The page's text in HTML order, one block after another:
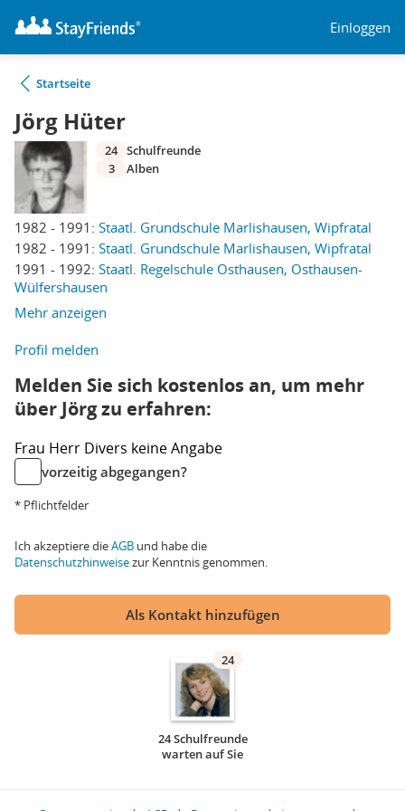
Einloggen
Startseite
Jörg Hüter
1982 - 1991: Staatl. Grundschule Marlishausen, Wipfratal
1982 - 1991: Staatl. Grundschule Marlishausen, Wipfratal
1991 - 1992: Staatl. Regelschule Osthausen, Osthausen-
Wülfershausen
Mehr anzeigen
24 Schulfreunde
3
Alben
Profil melden
Melden Sie sich kostenlos an, um mehr
über Jörg zu erfahren:
Frau Herr Divers keine Angabe
vorzeitig abgegangen?
* Pflichtfelder
Ich akzeptiere dieAGB und habe die
Datenschutzhinweisezur Kenntnis genommen.
Als Kontakt hinzufügen
24
24 Schulfreunde
warten auf Sie